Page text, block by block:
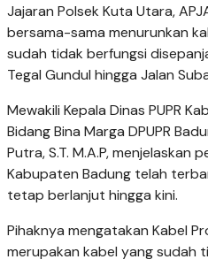
Jajaran Polsek Kuta Utara,
bersama-sama menurunkan
sudah tidak berfungsi
Tegal Gundul hingga Jalan
Mewakili Kepala Dinas PUPR
Bidang Bina Marga DPUPR
Putra, S.T. M.A.P, menjelaskan
Kabupaten Badung telah
tetap berlanjut hingga kini.
Pihaknya mengatakan Kabel
merupakan kabel yang sudah